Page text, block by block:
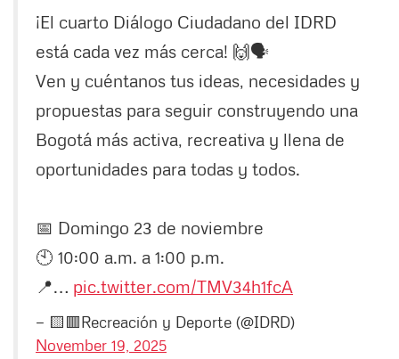
¡El cuarto Diálogo Ciudadano del IDRD
está cada vez más cerca! 🙌🗣️
Ven y cuéntanos tus ideas, necesidades y
propuestas para seguir construyendo una
Bogotá más activa, recreativa y llena de
oportunidades para todas y todos.
📅 Domingo 23 de noviembre
🕙 10:00 a.m. a 1:00 p.m.
📍… pic.twitter.com/TMV34h1fcA
— 🟨🟥Recreación y Deporte (@IDRD)
November 19, 2025